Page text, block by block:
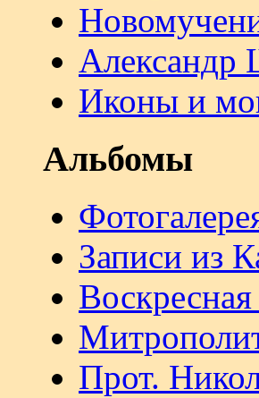
Александр
Иконы и
Альбомы
Записи из
Прот.